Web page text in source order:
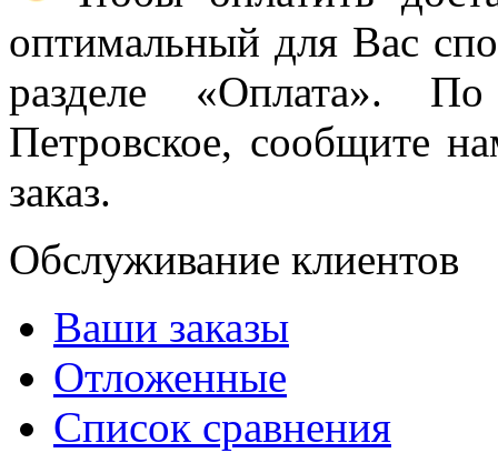
оптимальный для Вас
разделе «Оплата».
Петровское, сообщите
заказ.
Обслуживание клиентов
Ваши заказы
Отложенные
Список сравнения